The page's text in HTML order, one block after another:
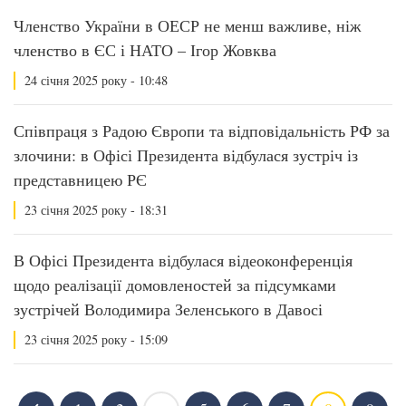
Членство України в ОЕСР не менш важливе, ніж
членство в ЄС і НАТО – Ігор Жовква
24 січня 2025 року - 10:48
Співпраця з Радою Європи та відповідальність РФ за
злочини: в Офісі Президента відбулася зустріч із
представницею РЄ
23 січня 2025 року - 18:31
В Офісі Президента відбулася відеоконференція
щодо реалізації домовленостей за підсумками
зустрічей Володимира Зеленського в Давосі
23 січня 2025 року - 15:09